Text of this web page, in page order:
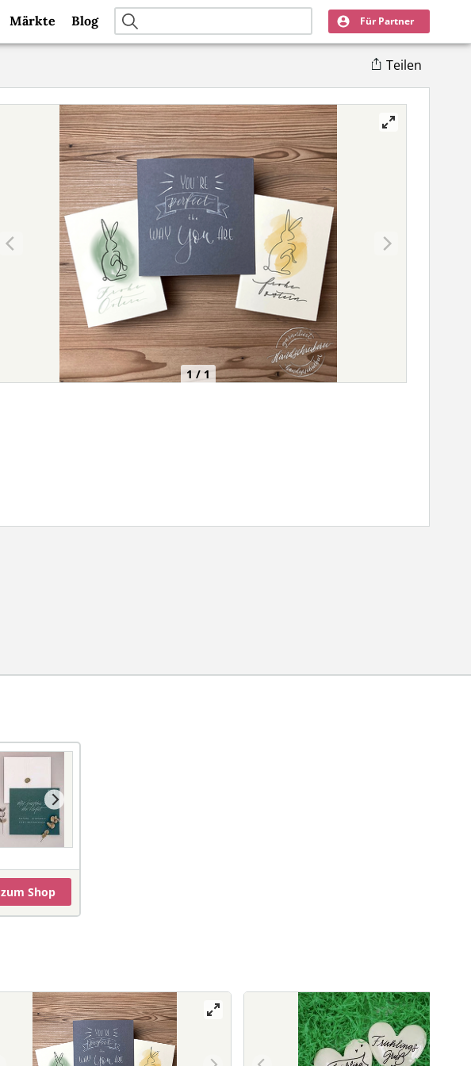
Märkte Blog Für Partner
Teilen
1 / 1
zum Shop